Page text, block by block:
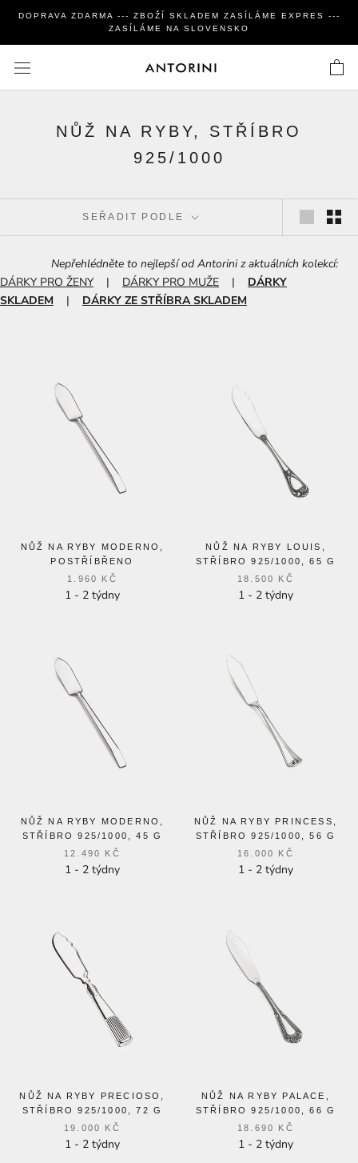
DOPRAVA ZDARMA --- ZBOŽÍ SKLADEM ZASÍLÁME EXPRES ---
ZASÍLÁME NA SLOVENSKO
NŮŽ NA RYBY, STŘÍBRO
925/1000
SEŘADIT PODLE
Nepřehlédněte to nejlepší od Antorini z aktuálních kolekcí:
DÁRKY PRO ŽENY| DÁRKY PRO MUŽE | DÁRKY
SKLADEM | DÁRKY ZE STŘÍBRA SKLADEM
NŮŽ NA RYBY MODERNO,
POSTŘÍBŘENO
1.960 KČ
1 - 2 týdny
NŮŽ NA RYBY LOUIS,
STŘÍBRO 925/1000, 65 G
18.500 KČ
1 - 2 týdny
NŮŽ NA RYBY MODERNO,
STŘÍBRO 925/1000, 45 G
12.490 KČ
1 - 2 týdny
NŮŽ NA RYBY PRINCESS,
STŘÍBRO 925/1000, 56 G
16.000 KČ
1 - 2 týdny
NŮŽ NA RYBY PRECIOSO,
STŘÍBRO 925/1000, 72 G
19.000 KČ
1 - 2 týdny
NŮŽ NA RYBY PALACE,
STŘÍBRO 925/1000, 66 G
18.690 KČ
1 - 2 týdny